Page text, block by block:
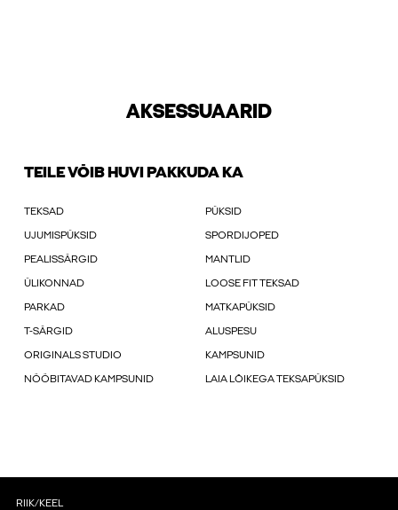
AKSESSUAARID
TEILE VÕIB HUVI PAKKUDA KA
TEKSAD PÜKSID
UJUMISPÜKSID SPORDIJOPED
PEALISSÄRGID MANTLID
ÜLIKONNAD LOOSE FIT TEKSAD
PARKAD MATKAPÜKSID
T-SÄRGID ALUSPESU
ORIGINALS STUDIO KAMPSUNID
NÖÖBITAVAD KAMPSUNID LAIA LÕIKEGA TEKSAPÜKSID
RIIK/KEEL